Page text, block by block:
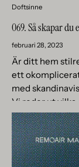
Doftsinne
069. Så skapar du
februari 28, 2023
Är ditt hem
ett
med
Vi reder ut vilka